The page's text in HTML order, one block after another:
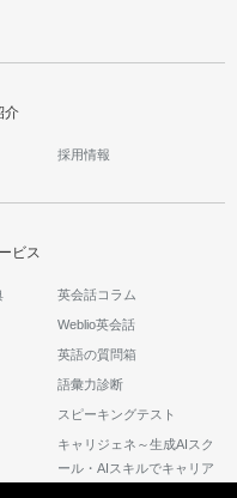
介
採用情報
ビス
英会話コラム
Weblio英会話
英語の質問箱
語彙力診断
スピーキングテスト
キャリジェネ～生成AIスク
ール・AIスキルでキャリア